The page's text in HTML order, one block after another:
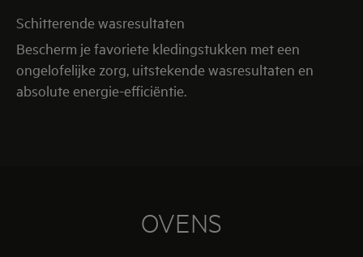
Schitterende wasresultaten
Bescherm je favoriete kledingstukken met een
ongelofelijke zorg, uitstekende wasresultaten en
absolute energie-efficiëntie.
OVENS